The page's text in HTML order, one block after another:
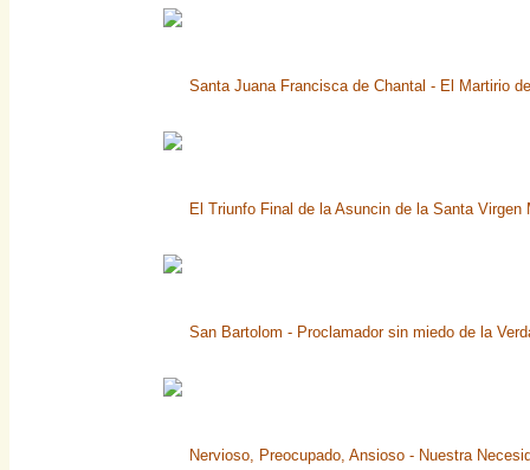
Santa Juana Francisca de Chantal - El Martirio
El Triunfo Final de la Asuncin de la Santa Virgen
San Bartolom - Proclamador sin miedo de la
Nervioso, Preocupado, Ansioso - Nuestra